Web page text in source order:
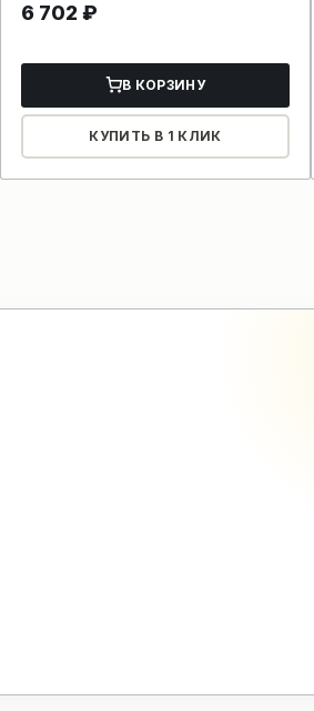
6 702₽
В КОРЗИНУ
КУПИТЬ В 1 КЛИК